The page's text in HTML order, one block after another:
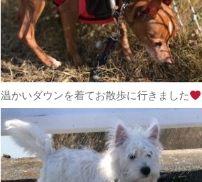
温かいダウンを着てお散歩に行きました